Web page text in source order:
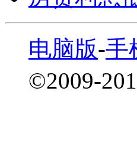
电脑版-手
©2009-